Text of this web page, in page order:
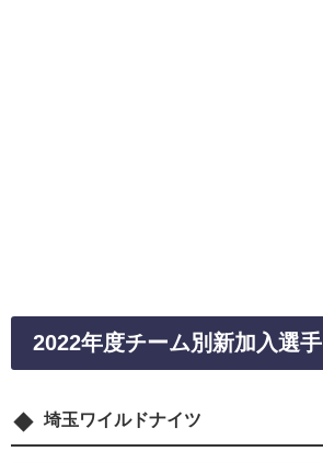
2022年度チーム別新加入選手
埼玉ワイルドナイツ